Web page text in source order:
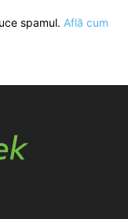
spamul. Află cum